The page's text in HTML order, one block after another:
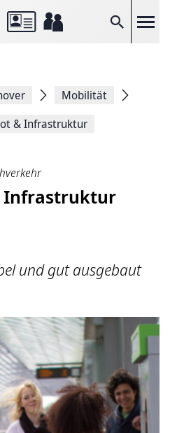
Suche
Mobilität
& Infrastruktur
Infrastruktur
und gut ausgebaut